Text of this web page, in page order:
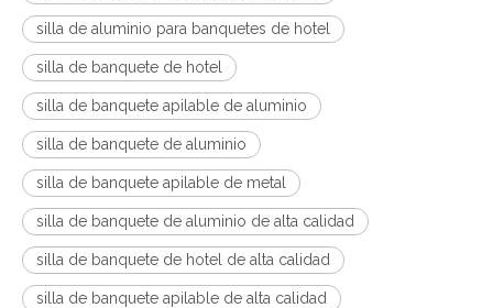
silla de aluminio para banquetes de hotel
silla de banquete de hotel
silla de banquete apilable de aluminio
silla de banquete de aluminio
silla de banquete apilable de metal
silla de banquete de aluminio de alta calidad
silla de banquete de hotel de alta calidad
silla de banquete apilable de alta calidad